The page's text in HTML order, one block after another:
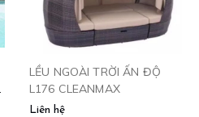
LỀU NGOÀI TRỜI ẤN ĐỘ
L176 CLEANMAX
Liên hệ